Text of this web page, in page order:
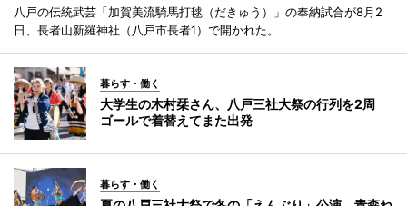
八戸の伝統武芸「加賀美流騎馬打毬（だきゅう）」の奉納試合が8月2
日、長者山新羅神社（八戸市長者1）で開かれた。
暮らす・働く
大学生の木村栞さん、八戸三社大祭の行列を2周
ゴールで着替えてまた出発
暮らす・働く